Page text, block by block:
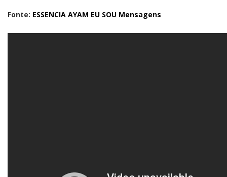
Fonte: ESSENCIA AYAM EU SOU Mensagens